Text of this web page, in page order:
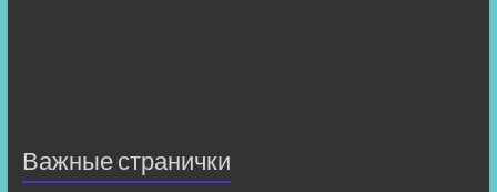
Важные странички